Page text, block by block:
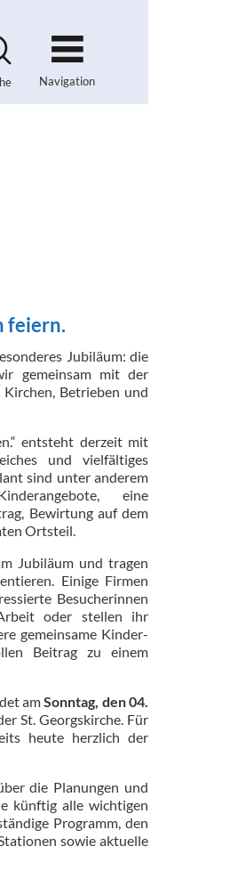
Navigation
feiern.
Jubiläum: die
gemeinsam mit der
Betrieben und
entsteht derzeit mit
und vielfältiges
sind unter anderem
eine
Bewirtung auf dem
Ortsteil.
Jubiläum und tragen
Einige Firmen
Besucherinnen
oder stellen ihr
gemeinsame Kinder-
Beitrag zu einem
amSonntag, den 04.
St. Georgskirche. Für
heute herzlich der
die Planungen und
künftig alle wichtigen
Programm, den
sowie aktuelle